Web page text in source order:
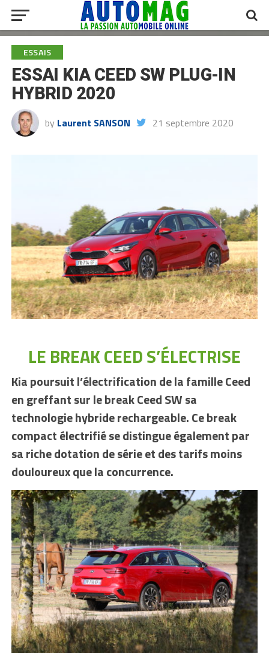
ESSAIS
ESSAI KIA CEED SW PLUG-IN
HYBRID 2020
by Laurent SANSON 21 septembre 2020
LE BREAK CEED S’ÉLECTRISE
Kia poursuit l’électrification de la famille Ceed
en greffant sur le break Ceed SW sa
technologie hybride rechargeable. Ce break
compact électrifié se distingue également par
sa riche dotation de série et des tarifs moins
douloureux que la concurrence.